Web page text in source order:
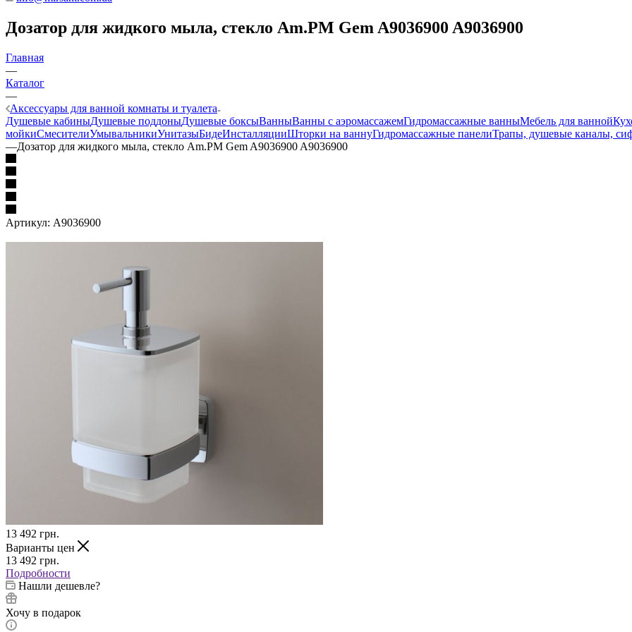
Дозатор для жидкого мыла, стекло Am.PM Gem A9036900 A9036900
Главная
—
Каталог
—
Аксессуары для ванной комнаты и туалета
Душевые кабиныДушевые поддоныДушевые боксыВанныВанны с аэромассажемГидромассажные ванныМебель для ванной
мойкиСмесителиУмывальникиУнитазыБидеИнсталляцииШторки на ваннуГидромассажные панелиТрапы, душевые каналы,
—Дозатор для жидкого мыла, стекло Am.PM Gem A9036900 A9036900
Артикул: A9036900
13 492 грн.
Варианты цен
13 492 грн.
Подробности
Нашли дешевле?
Хочу в подарок